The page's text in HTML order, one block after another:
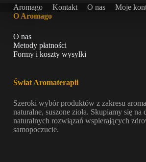
Aromago Kontakt O nas
Moje
O Aromago
O nas
Metody płatności
Formy i koszty wysyłki
Świat Aromaterapii
Szeroki wybór produktów z zakresu
naturalne, suszone zioła. Skupiamy się na
naturalnych rozwiązań wspierających
samopoczucie.